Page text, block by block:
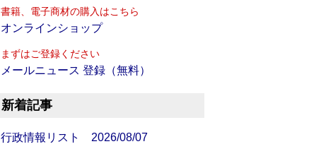
書籍、電子商材の購入はこちら
オンラインショップ
まずはご登録ください
メールニュース 登録（無料）
新着記事
行政情報リスト 2026/08/07